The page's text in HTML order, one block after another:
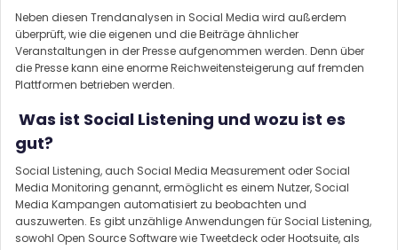
Neben diesen Trendanalysen in Social Media wird außerdem
überprüft, wie die eigenen und die Beiträge ähnlicher
Veranstaltungen in der Presse aufgenommen werden. Denn über
die Presse kann eine enorme Reichweitensteigerung auf fremden
Plattformen betrieben werden.
Was ist Social Listening und wozu ist es
gut?
Social Listening, auch Social Media Measurement oder Social
Media Monitoring genannt, ermöglicht es einem Nutzer, Social
Media Kampangen automatisiert zu beobachten und
auszuwerten. Es gibt unzählige Anwendungen für Social Listening,
sowohl Open Source Software wie Tweetdeck oder Hootsuite, als